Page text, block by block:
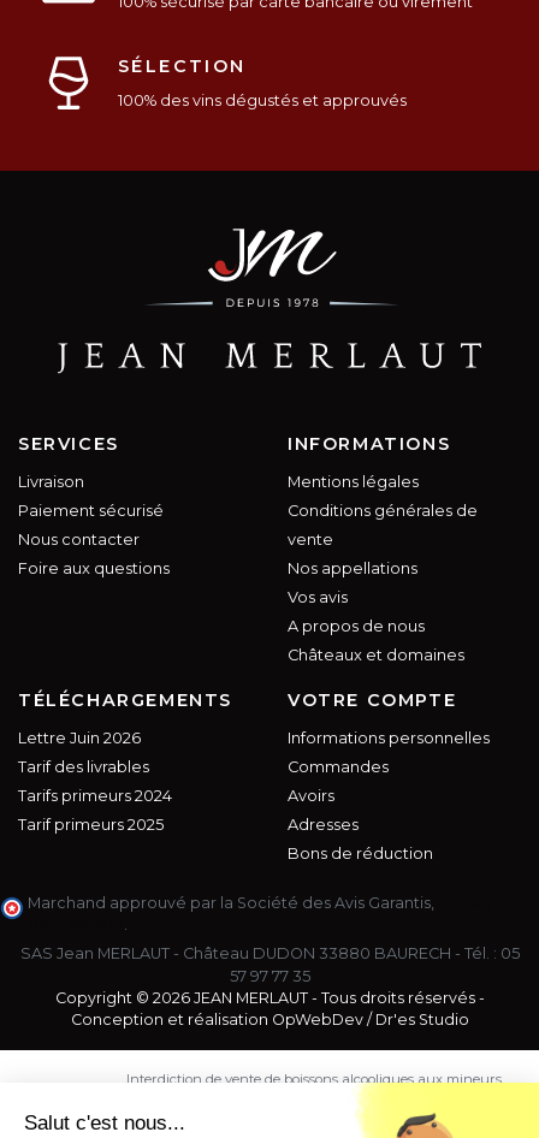
SÉLECTION
100% des vins dégustés et approuvés
SERVICES
Livraison
Paiement sécurisé
Nous contacter
Foire aux questions
INFORMATIONS
Mentions légales
Conditions générales de
vente
Nos appellations
Vos avis
A propos de nous
Châteaux et domaines
TÉLÉCHARGEMENTS
Lettre Juin 2026
Tarif des livrables
Tarifs primeurs 2024
Tarif primeurs 2025
VOTRE COMPTE
Informations personnelles
Commandes
Avoirs
Adresses
Bons de réduction
Marchand approuvé par la Société des Avis Garantis,
.
SAS Jean MERLAUT - Château DUDON 33880 BAURECH - Tél. : 05
57 97 77 35
Copyright © 2026 JEAN MERLAUT - Tous droits réservés -
Conception et réalisation OpWebDev/ Dr'es Studio
Interdiction de vente de boissons alcooliques aux mineurs
est exigée au moment de la vente en ligne.
Salut c'est nous...